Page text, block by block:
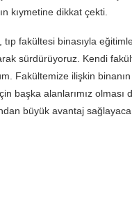
kıymetine dikkat çekti.
fakültesi binasıyla
sürdürüyoruz. Kendi
Fakültemize ilişkin
başka alanlarımız olması
büyük avantaj